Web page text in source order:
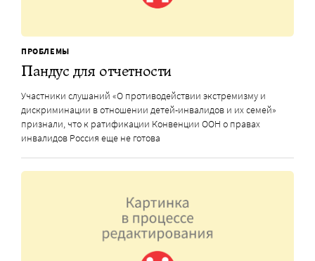
ПРОБЛЕМЫ
Пандус для отчетности
Участники слушаний «О противодействии экстремизму и
дискриминации в отношении детей-инвалидов и их семей»
признали, что к ратификации Конвенции ООН о правах
инвалидов Россия еще не готова